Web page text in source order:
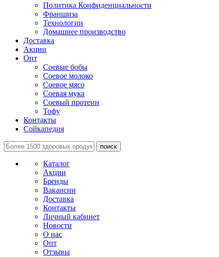
Политика Конфиденциальности
Франшиза
Технологии
Домашнее производство
Доставка
Акции
Опт
Соевые бобы
Соевое молоко
Соевое мясо
Соевая мука
Соевый протеин
Тофу
Контакты
Сойкапедия
поиск
Каталог
Акции
Бренды
Вакансии
Доставка
Контакты
Личный кабинет
Новости
О нас
Опт
Отзывы